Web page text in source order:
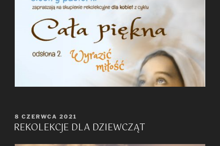
OPUBLIKOWANE
W
8 CZERWCA 2021
REKOLEKCJE DLA DZIEWCZĄT